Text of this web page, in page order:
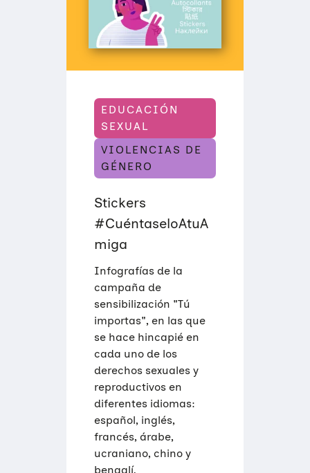
EDUCACIÓN
SEXUAL
VIOLENCIAS DE
GÉNERO
Stickers
#CuéntaseloAtuA
miga
Infografías de la
campaña de
sensibilización "Tú
importas", en las que
se hace hincapié en
cada uno de los
derechos sexuales y
reproductivos en
diferentes idiomas:
español, inglés,
francés, árabe,
ucraniano, chino y
bengalí.